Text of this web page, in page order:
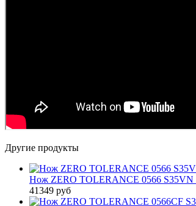
Другие продукты
Нож ZERO TOLERANCE 0566 S35VN
41349 руб